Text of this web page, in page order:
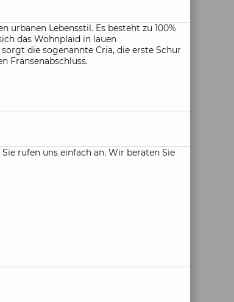
Lebensstil. Es besteht zu 100%
das Wohnplaid in lauen
die sogenannte Cria, die erste Schur
Fransenabschluss.
rufen uns einfach an. Wir beraten Sie